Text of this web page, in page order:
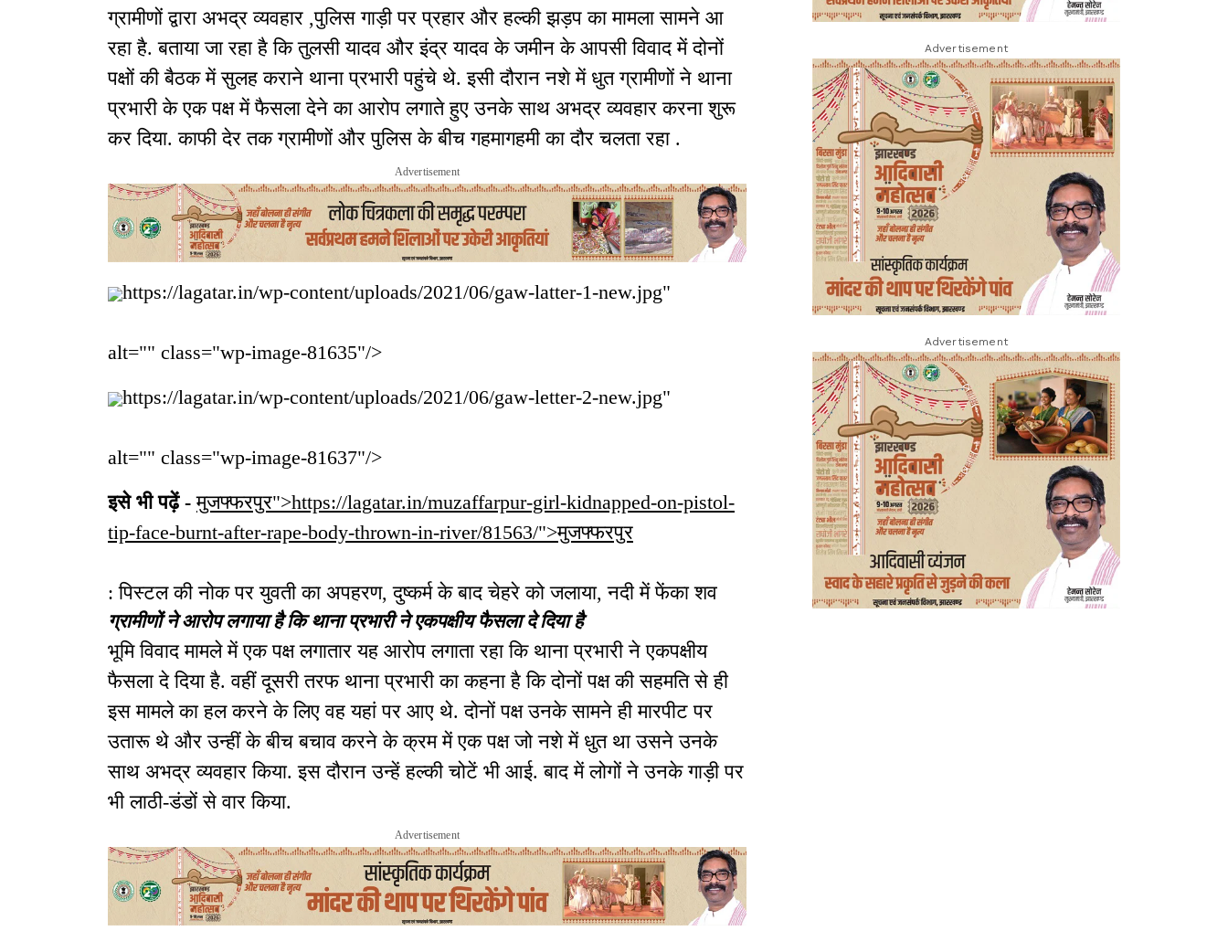
ग्रामीणों द्वारा अभद्र व्यवहार ,पुलिस गाड़ी पर प्रहार और हल्की झड़प का मामला सामने आ
रहा है. बताया जा रहा है कि तुलसी यादव और इंद्र यादव के जमीन के आपसी विवाद में दोनों
पक्षों की बैठक में सुलह कराने थाना प्रभारी पहुंचे थे. इसी दौरान नशे में धुत ग्रामीणों ने थाना
प्रभारी के एक पक्ष में फैसला देने का आरोप लगाते हुए उनके साथ अभद्र व्यवहार करना शुरू
कर दिया. काफी देर तक ग्रामीणों और पुलिस के बीच गहमागहमी का दौर चलता रहा .
Advertisement
https://lagatar.in/wp-content/uploads/2021/06/gaw-latter-1-new.jpg"
alt="" class="wp-image-81635"/>
https://lagatar.in/wp-content/uploads/2021/06/gaw-letter-2-new.jpg"
alt="" class="wp-image-81637"/>
इसे भी पढ़ें -मुजफ्फरपुर">https://lagatar.in/muzaffarpur-girl-kidnapped-on-pistol-
tip-face-burnt-after-rape-body-thrown-in-river/81563/">मुजफ्फरपुर
: पिस्टल की नोक पर युवती का अपहरण, दुष्कर्म के बाद चेहरे को जलाया, नदी में फेंका शव
ग्रामीणों ने आरोप लगाया है कि थाना प्रभारी ने एकपक्षीय फैसला दे दिया है
भूमि विवाद मामले में एक पक्ष लगातार यह आरोप लगाता रहा कि थाना प्रभारी ने एकपक्षीय
फैसला दे दिया है. वहीं दूसरी तरफ थाना प्रभारी का कहना है कि दोनों पक्ष की सहमति से ही
इस मामले का हल करने के लिए वह यहां पर आए थे. दोनों पक्ष उनके सामने ही मारपीट पर
उतारू थे और उन्हीं के बीच बचाव करने के क्रम में एक पक्ष जो नशे में धुत था उसने उनके
साथ अभद्र व्यवहार किया. इस दौरान उन्हें हल्की चोटें भी आई. बाद में लोगों ने उनके गाड़ी पर
भी लाठी-डंडों से वार किया.
Advertisement
Advertisement
Advertisement